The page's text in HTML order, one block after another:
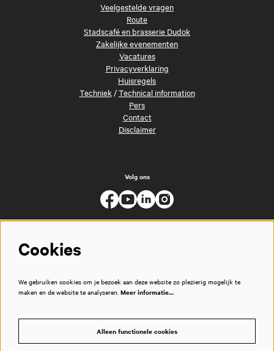
Veelgestelde vragen
Route
Stadscafé en brasserie Dudok
Zakelijke evenementen
Vacatures
Privacyverklaring
Huisregels
Techniek/Technical information
Pers
Contact
Disclaimer
Volg ons
Cookies
We gebruiken cookies om je bezoek aan deze website zo plezierig mogelijk te
maken en de website te analyseren. Meer informatie…
Alleen functionele cookies